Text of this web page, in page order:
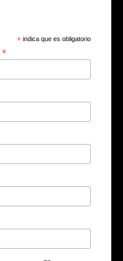
* indica que es obligatorio
*